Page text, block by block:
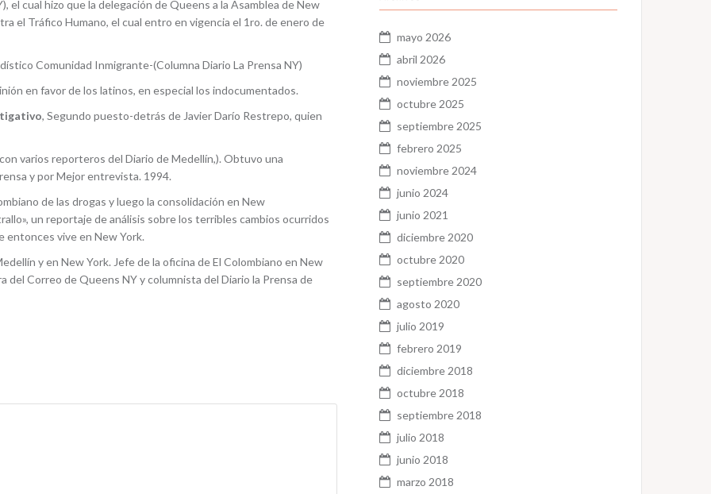
cual hizo que la delegación de Queens a la Asamblea de New
el Tráfico Humano, el cual entro en vigencia el 1ro. de enero de
Comunidad Inmigrante-(Columna Diario La Prensa NY)
en favor de los latinos, en especial los indocumentados.
, Segundo puesto-detrás de Javier Darío Restrepo, quien
varios reporteros del Diario de Medellín,). Obtuvo una
y por Mejor entrevista. 1994.
de las drogas y luego la consolidación en New
un reportaje de análisis sobre los terribles cambios ocurridos
entonces vive en New York.
y en New York. Jefe de la oficina de El Colombiano en New
del Correo de Queens NY y columnista del Diario la Prensa de
mayo 2026
abril 2026
noviembre 2025
octubre 2025
septiembre 2025
febrero 2025
noviembre 2024
junio 2024
junio 2021
diciembre 2020
octubre 2020
septiembre 2020
agosto 2020
julio 2019
febrero 2019
diciembre 2018
octubre 2018
septiembre 2018
julio 2018
junio 2018
marzo 2018